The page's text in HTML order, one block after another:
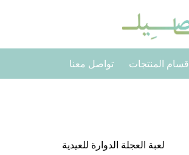
أقسام المنتجات تواصل معنا
لعبة العجلة الدوارة للعيدية